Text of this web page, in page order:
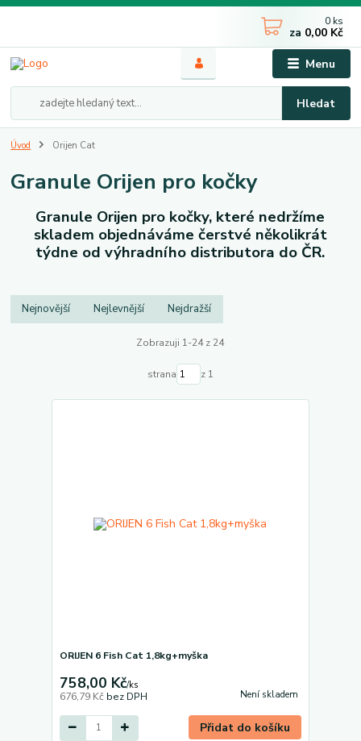
Menu
Hledat
0 ks
za 0,00 Kč
Úvod Orijen Cat
Granule Orijen pro kočky
Granule Orijen pro kočky, které nedržíme
skladem objednáváme čerstvé několikrát
týdne od výhradního distributora do ČR.
Nejnovější Nejlevnější Nejdražší
Zobrazuji 1-24 z 24
strana z 1
ORIJEN 6 Fish Cat 1,8kg+myška
758,00 Kč/ks
676,79 Kč bez DPH Není skladem
Přidat do košíku